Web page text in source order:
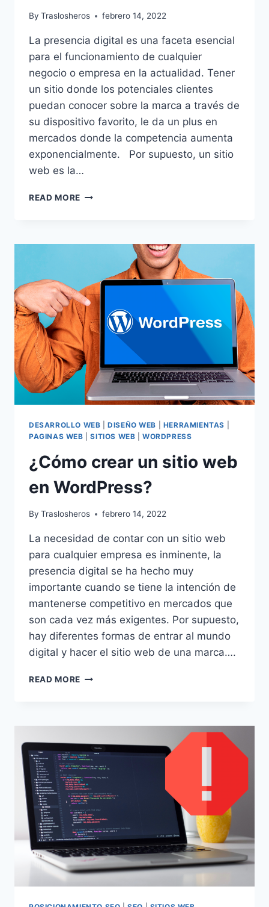
By Traslosheros febrero 14, 2022
La presencia digital es una faceta esencial
para el funcionamiento de cualquier
negocio o empresa en la actualidad. Tener
un sitio donde los potenciales clientes
puedan conocer sobre la marca a través de
su dispositivo favorito, le da un plus en
mercados donde la competencia aumenta
exponencialmente. Por supuesto, un sitio
web es la…
READ MORE DISEÑO
DESARROLLO WEB |DISEÑO WEB HERRAMIENTAS
PAGINAS WEB |SITIOS WEB |WORDPRESS
¿Cómo crear un sitio web
en WordPress?
By Traslosheros febrero 14, 2022
La necesidad de contar con un sitio web
para cualquier empresa es inminente, la
presencia digital se ha hecho muy
importante cuando se tiene la intención de
mantenerse competitivo en mercados que
son cada vez más exigentes. Por supuesto,
hay diferentes formas de entrar al mundo
digital y hacer el sitio web de una marca….
READ MORE ¿CÓMO
WEB
WORDPRESS?